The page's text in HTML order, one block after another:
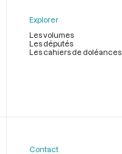
Explorer
Les volumes
Les députés
Les cahiers de doléances
Contact